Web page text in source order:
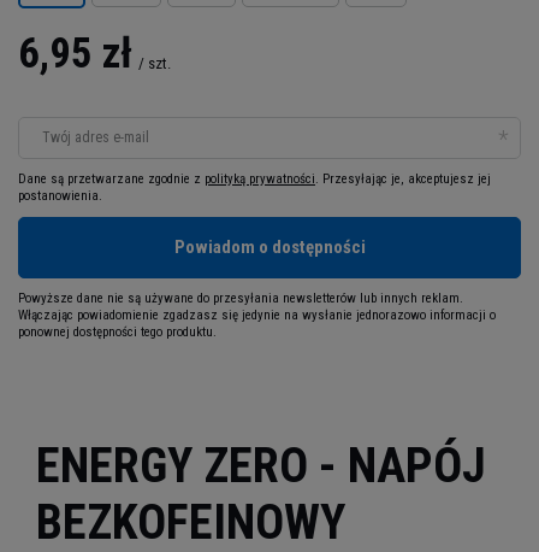
6,95 zł / szt.
Twój adres e-mail
Dane są przetwarzane zgodnie z polityką prywatności. Przesyłając je, akceptujesz jej
postanowienia.
Powiadom o dostępności
Powyższe dane nie są używane do przesyłania newsletterów lub innych reklam.
Włączając powiadomienie zgadzasz się jedynie na wysłanie jednorazowo informacji o
ponownej dostępności tego produktu.
ENERGY ZERO - NAPÓJ
BEZKOFEINOWY